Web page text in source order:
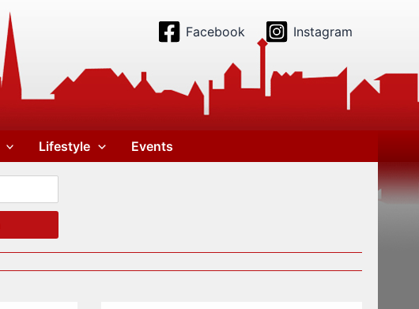
Facebook Instagram
Lifestyle Events